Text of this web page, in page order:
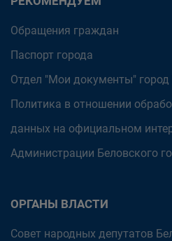
Обращения граждан
Паспорт города
Отдел "Мои документы" город
Политика в отношении
данных на официальном
Администрации Беловского
ОРГАНЫ ВЛАСТИ
Совет народных депутатов